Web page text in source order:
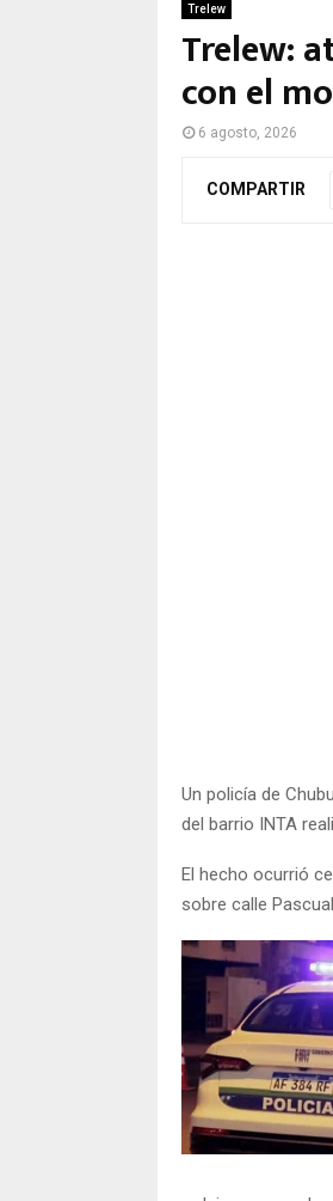
Trelew
Trelew:
con el
6 agosto, 2026
COMPARTIR
Un policía de
del barrio INTA
El hecho ocurrió
sobre calle